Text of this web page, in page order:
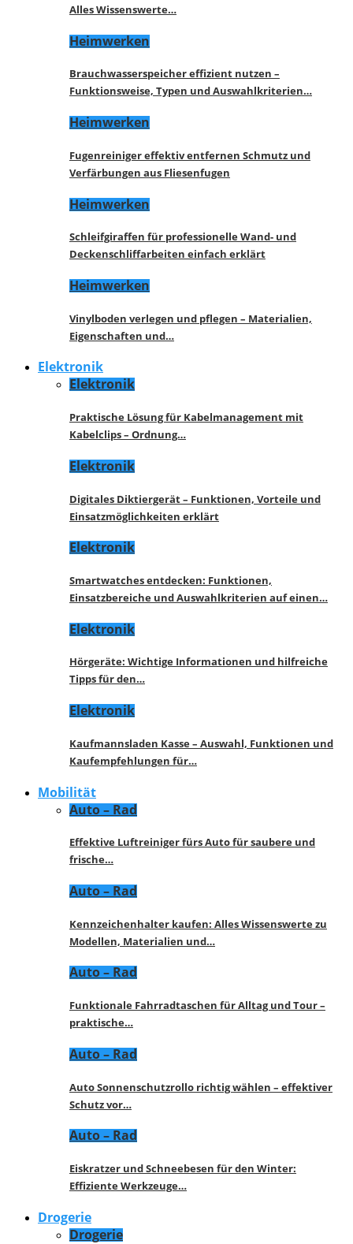
Alles Wissenswerte…
Heimwerken
Brauchwasserspeicher effizient nutzen –
Funktionsweise, Typen und Auswahlkriterien…
Heimwerken
Fugenreiniger effektiv entfernen Schmutz und
Verfärbungen aus Fliesenfugen
Heimwerken
Schleifgiraffen für professionelle Wand- und
Deckenschliffarbeiten einfach erklärt
Heimwerken
Vinylboden verlegen und pflegen – Materialien,
Eigenschaften und…
Elektronik
Elektronik
Praktische Lösung für Kabelmanagement mit
Kabelclips – Ordnung…
Elektronik
Digitales Diktiergerät – Funktionen, Vorteile und
Einsatzmöglichkeiten erklärt
Elektronik
Smartwatches entdecken: Funktionen,
Einsatzbereiche und Auswahlkriterien auf einen…
Elektronik
Hörgeräte: Wichtige Informationen und hilfreiche
Tipps für den…
Elektronik
Kaufmannsladen Kasse – Auswahl, Funktionen und
Kaufempfehlungen für…
Mobilität
Auto – Rad
Effektive Luftreiniger fürs Auto für saubere und
frische…
Auto – Rad
Kennzeichenhalter kaufen: Alles Wissenswerte zu
Modellen, Materialien und…
Auto – Rad
Funktionale Fahrradtaschen für Alltag und Tour –
praktische…
Auto – Rad
Auto Sonnenschutzrollo richtig wählen – effektiver
Schutz vor…
Auto – Rad
Eiskratzer und Schneebesen für den Winter:
Effiziente Werkzeuge…
Drogerie
Drogerie